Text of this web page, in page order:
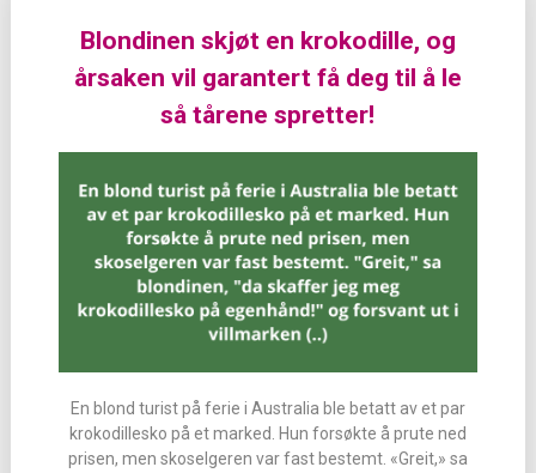
Blondinen skjøt en krokodille, og
årsaken vil garantert få deg til å le
så tårene spretter!
En blond turist på ferie i Australia ble betatt av et par
krokodillesko på et marked. Hun forsøkte å prute ned
prisen, men skoselgeren var fast bestemt. «Greit,» sa